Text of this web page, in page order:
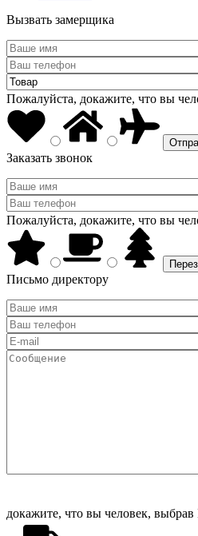
Вызвать замерщика
Пожалуйста, докажите, что вы
Заказать звонок
Пожалуйста, докажите, что вы
Письмо директору
докажите, что вы человек, выбрав